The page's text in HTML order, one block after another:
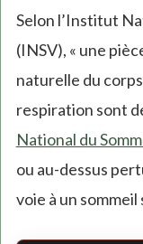
Selon l’Institut
(INSV), « une
naturelle du
respiration sont
National du
ou au-dessus
voie à un sommeil